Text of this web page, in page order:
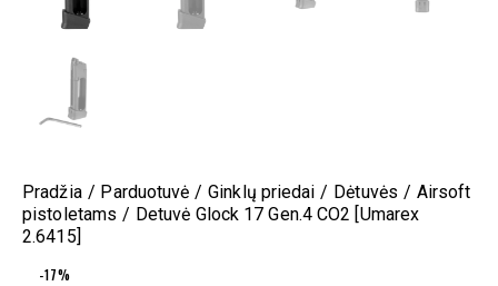
Pradžia Parduotuvė Ginklų priedai Dėtuvės
Airsoft
pistoletams
Detuvė Glock 17 Gen.4 CO2 [Umarex
2.6415]
-17%